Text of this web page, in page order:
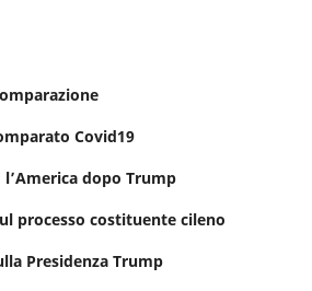
Covid19
dopo Trump
processo costituente cileno
Presidenza Trump